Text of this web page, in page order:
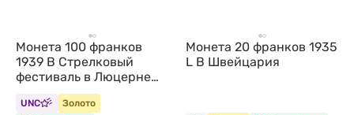
Монета 100 франков
1939 B Стрелковый
фестиваль в Люцерне
Швейцария
UNC
Золото
Монета 20 франков 1935
L B Швейцария